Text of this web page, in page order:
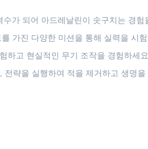
가 되어 아드레날린이 솟구치는 경험
가진 다양한 미션을 통해 실력을 시
하고 현실적인 무기 조작을 경험하세
략을 실행하여 적을 제거하고 생명을